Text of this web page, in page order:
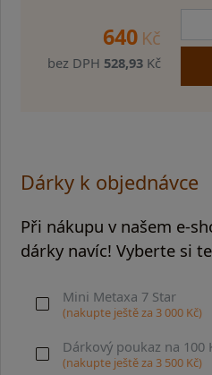
640 Kč
bez DPH 528,93 Kč
Dárky k objednávce
Při nákupu v našem e-
dárky navíc! Vyberte si
Mini Metaxa 7 Star
(nakupte ještě za 3 000Kč)
Dárkový poukaz na 100
(nakupte ještě za 3 500Kč)